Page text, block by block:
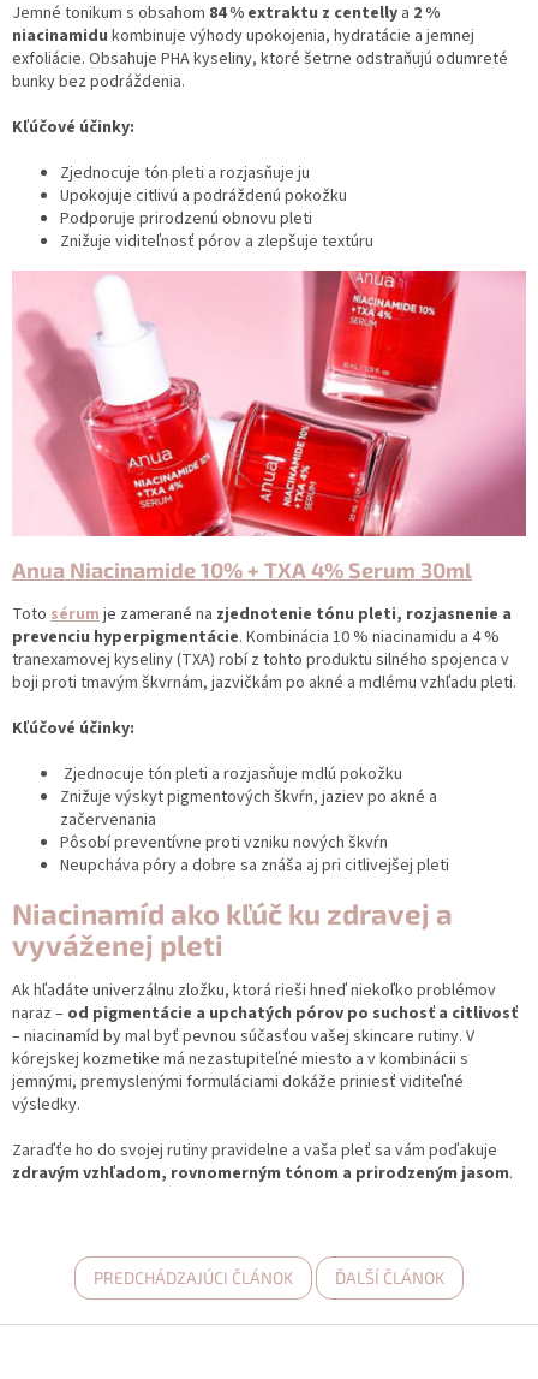
Jemné tonikum s obsahom 84 % extraktu z centelly a 2 %
niacinamidu kombinuje výhody upokojenia, hydratácie a jemnej
exfoliácie. Obsahuje PHA kyseliny, ktoré šetrne odstraňujú odumreté
bunky bez podráždenia.
Kľúčové účinky:
Zjednocuje tón pleti a rozjasňuje ju
Upokojuje citlivú a podráždenú pokožku
Podporuje prirodzenú obnovu pleti
Znižuje viditeľnosť pórov a zlepšuje textúru
Anua Niacinamide 10% + TXA 4% Serum 30ml
Toto sérum je zamerané na zjednotenie tónu pleti, rozjasnenie a
prevenciu hyperpigmentácie. Kombinácia 10 % niacinamidu a 4 %
tranexamovej kyseliny (TXA) robí z tohto produktu silného spojenca v
boji proti tmavým škvrnám, jazvičkám po akné a mdlému vzhľadu pleti.
Kľúčové účinky:
Zjednocuje tón pleti a rozjasňuje mdlú pokožku
Znižuje výskyt pigmentových škvŕn, jaziev po akné a
začervenania
Pôsobí preventívne proti vzniku nových škvŕn
Neupcháva póry a dobre sa znáša aj pri citlivejšej pleti
Niacinamíd ako kľúč ku zdravej a
vyváženej pleti
Ak hľadáte univerzálnu zložku, ktorá rieši hneď niekoľko problémov
naraz – od pigmentácie a upchatých pórov po suchosť a citlivosť
– niacinamíd by mal byť pevnou súčasťou vašej skincare rutiny. V
kórejskej kozmetike má nezastupiteľné miesto a v kombinácii s
jemnými, premyslenými formuláciami dokáže priniesť viditeľné
výsledky.
Zaraďťe ho do svojej rutiny pravidelne a vaša pleť sa vám poďakuje
zdravým vzhľadom, rovnomerným tónom a prirodzeným jasom.
PREDCHÁDZAJÚCI ČLÁNOK ĎALŠÍ ČLÁNOK